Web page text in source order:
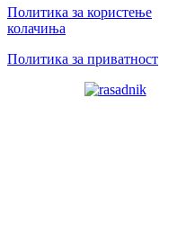
Политика за користење
колачиња
Политика за приватност